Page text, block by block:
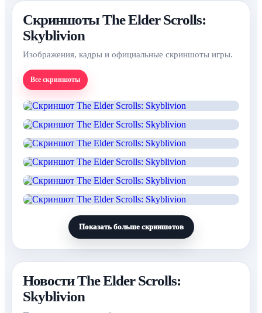
Скриншоты The Elder Scrolls:
Skyblivion
Изображения, кадры и официальные скриншоты игры.
Все скриншоты
Показать больше скриншотов
Новости The Elder Scrolls:
Skyblivion